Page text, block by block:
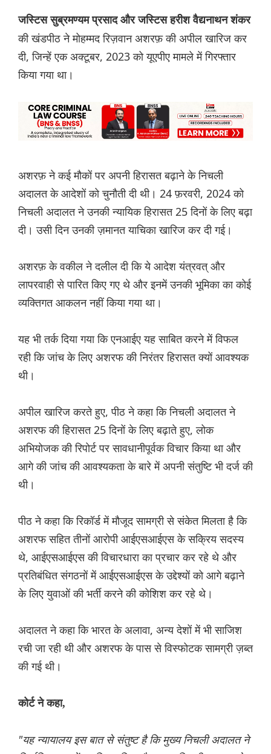
जस्टिस सुब्रमण्यम प्रसाद और जस्टिस हरीश वैद्यनाथन शंकर
की खंडपीठ ने मोहम्मद रिज़वान अशरफ़ की अपील खारिज कर
दी, जिन्हें एक अक्टूबर, 2023 को यूएपीए मामले में गिरफ्तार
किया गया था।
अशरफ़ ने कई मौकों पर अपनी हिरासत बढ़ाने के निचली
अदालत के आदेशों को चुनौती दी थी। 24 फ़रवरी, 2024 को
निचली अदालत ने उनकी न्यायिक हिरासत 25 दिनों के लिए बढ़ा
दी। उसी दिन उनकी ज़मानत याचिका खारिज कर दी गई।
अशरफ़ के वकील ने दलील दी कि ये आदेश यंत्रवत् और
लापरवाही से पारित किए गए थे और इनमें उनकी भूमिका का कोई
व्यक्तिगत आकलन नहीं किया गया था।
यह भी तर्क दिया गया कि एनआईए यह साबित करने में विफल
रही कि जांच के लिए अशरफ की निरंतर हिरासत क्यों आवश्यक
थी।
अपील खारिज करते हुए, पीठ ने कहा कि निचली अदालत ने
अशरफ की हिरासत 25 दिनों के लिए बढ़ाते हुए, लोक
अभियोजक की रिपोर्ट पर सावधानीपूर्वक विचार किया था और
आगे की जांच की आवश्यकता के बारे में अपनी संतुष्टि भी दर्ज की
थी।
पीठ ने कहा कि रिकॉर्ड में मौजूद सामग्री से संकेत मिलता है कि
अशरफ सहित तीनों आरोपी आईएसआईएस के सक्रिय सदस्य
थे, आईएसआईएस की विचारधारा का प्रचार कर रहे थे और
प्रतिबंधित संगठनों में आईएसआईएस के उद्देश्यों को आगे बढ़ाने
के लिए युवाओं की भर्ती करने की कोशिश कर रहे थे।
अदालत ने कहा कि भारत के अलावा, अन्य देशों में भी साजिश
रची जा रही थी और अशरफ के पास से विस्फोटक सामग्री ज़ब्त
की गई थी।
कोर्ट ने कहा,
"यह न्यायालय इस बात से संतुष्ट है कि मुख्य निचली अदालत ने